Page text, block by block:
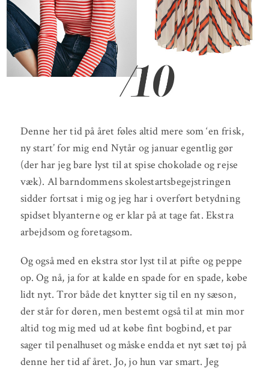
Denne her tid på året føles altid mere som ‘en frisk,
ny start’ for mig end Nytår og januar egentlig gør
(der har jeg bare lyst til at spise chokolade og rejse
væk). Al barndommens skolestartsbegejstringen
sidder fortsat i mig og jeg har i overført betydning
spidset blyanterne og er klar på at tage fat. Ekstra
arbejdsom og foretagsom.
Og også med en ekstra stor lyst til at pifte og peppe
op. Og nå, ja for at kalde en spade for en spade, købe
lidt nyt. Tror både det knytter sig til en ny sæson,
der står for døren, men bestemt også til at min mor
altid tog mig med ud at købe fint bogbind, et par
sager til penalhuset og måske endda et nyt sæt tøj på
denne her tid af året. Jo, jo hun var smart. Jeg